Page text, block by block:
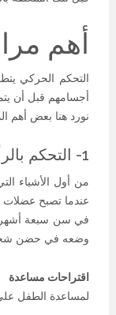
أهم
التحكم الحركي
أجسامهم قبل أن
نورد هنا بعض أهم
1- التحكم بالرأس
عندما تصبح عضلات
في سن سبعة أشهر،
وضعه في حضن
اقتراحات مساعدة
لمساعدة الطفل